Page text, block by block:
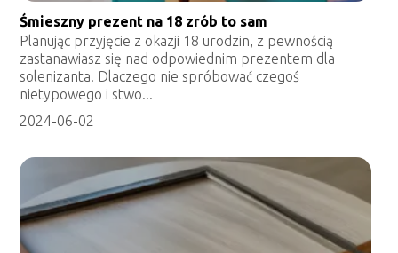
Śmieszny prezent na 18 zrób to sam
Planując przyjęcie z okazji 18 urodzin, z pewnością
zastanawiasz się nad odpowiednim prezentem dla
solenizanta. Dlaczego nie spróbować czegoś
nietypowego i stwo...
2024-06-02